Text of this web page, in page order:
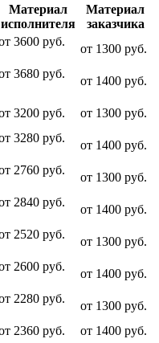
Материал
исполнителя
Материал
заказчика
3600 руб.
от 1300 руб.
3680 руб.
от 1400 руб.
3200 руб.
от 1300 руб.
3280 руб.
от 1400 руб.
2760 руб.
от 1300 руб.
2840 руб.
от 1400 руб.
2520 руб.
от 1300 руб.
2600 руб.
от 1400 руб.
2280 руб.
от 1300 руб.
2360 руб. от 1400 руб.